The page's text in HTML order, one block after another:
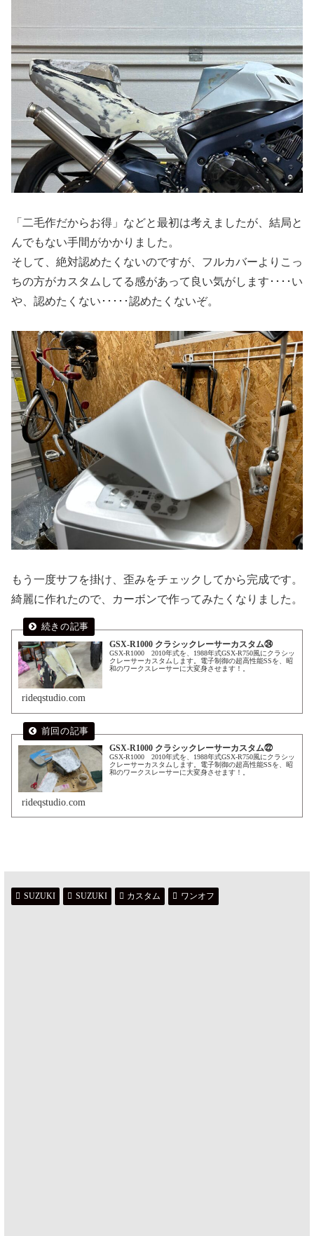
「二毛作だからお得」などと最初は考えましたが、結局と
んでもない手間がかかりました。
そして、絶対認めたくないのですが、フルカバーよりこっ
ちの方がカスタムしてる感があって良い気がします････い
や、認めたくない･････認めたくないぞ。
もう一度サフを掛け、歪みをチェックしてから完成です。
綺麗に作れたので、カーボンで作ってみたくなりました。
GSX-R1000 クラシックレーサーカスタム㉔
GSX-R1000 2010年式を、1988年式GSX-R750風にクラシッ
クレーサーカスタムします。電子制御の超高性能SSを、昭
和のワークスレーサーに大変身させます！。
rideqstudio.com
GSX-R1000 クラシックレーサーカスタム㉒
GSX-R1000 2010年式を、1988年式GSX-R750風にクラシッ
クレーサーカスタムします。電子制御の超高性能SSを、昭
和のワークスレーサーに大変身させます！。
rideqstudio.com
SUZUKI SUZUKI カスタム ワンオフ